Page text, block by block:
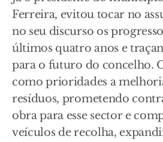
Ferreira, evitou tocar no
no seu discurso os
últimos quatro anos e
para o futuro do concelho.
como prioridades a
resíduos, prometendo
obra para esse sector e
veículos de recolha,